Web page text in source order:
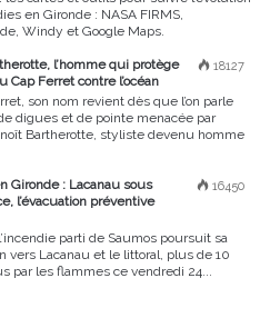
en Gironde : NASA FIRMS,
Windy et Google Maps.
18127
l’homme qui protège
Cap Ferret contre l’océan
son nom revient dès que l’on parle
digues et de pointe menacée par
Bartherotte, styliste devenu homme
16450
Gironde : Lacanau sous
l’évacuation préventive
parti de Saumos poursuit sa
vers Lacanau et le littoral, plus de 10
par les flammes ce vendredi 24...